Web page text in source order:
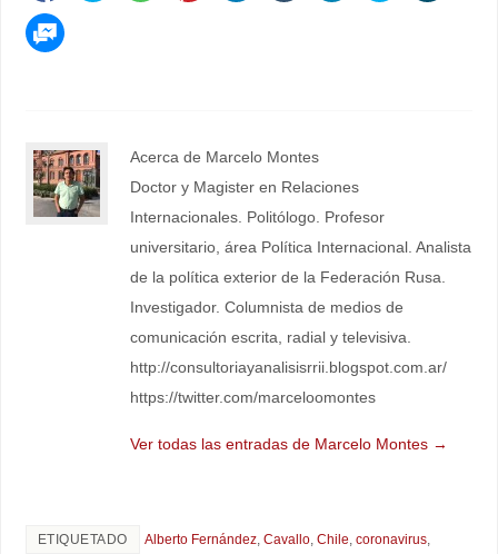
Acerca de Marcelo Montes
Doctor y Magister en Relaciones
Internacionales. Politólogo. Profesor
universitario, área Política Internacional. Analista
de la política exterior de la Federación Rusa.
Investigador. Columnista de medios de
comunicación escrita, radial y televisiva.
http://consultoriayanalisisrrii.blogspot.com.ar/
https://twitter.com/marceloomontes
Ver todas las entradas de Marcelo Montes →
ETIQUETADO Alberto Fernández, Cavallo, Chile, coronavirus,